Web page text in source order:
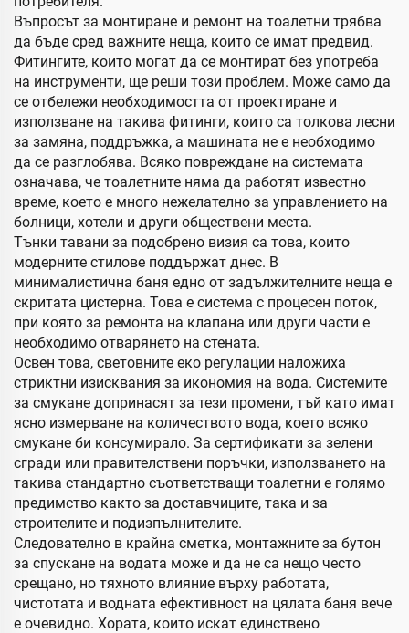
Въпросът за монтиране и ремонт на тоалетни трябва
да бъде сред важните неща, които се имат предвид.
Фитингите, които могат да се монтират без употреба
на инструменти, ще реши този проблем. Може само да
се отбележи необходимостта от проектиране и
използване на такива фитинги, които са толкова лесни
за замяна, поддръжка, а машината не е необходимо
да се разглобява. Всяко повреждане на системата
означава, че тоалетните няма да работят известно
време, което е много нежелателно за управлението на
болници, хотели и други обществени места.
Тънки тавани за подобрено визия са това, които
модерните стилове поддържат днес. В
минималистична баня едно от задължителните неща е
скритата цистерна. Това е система с процесен поток,
при която за ремонта на клапана или други части е
необходимо отварянето на стената.
Освен това, световните еко регулации наложиха
стриктни изисквания за икономия на вода. Системите
за смукане допринасят за тези промени, тъй като имат
ясно измерване на количеството вода, което всяко
смукане би консумирало. За сертификати за зелени
сгради или правителствени поръчки, използването на
такива стандартно съответстващи тоалетни е голямо
предимство както за доставчиците, така и за
строителите и подизпълнителите.
Следователно в крайна сметка, монтажните за бутон
за спускане на водата може и да не са нещо често
срещано, но тяхното влияние върху работата,
чистотата и водната ефективност на цялата баня вече
е очевидно. Хората, които искат единствено